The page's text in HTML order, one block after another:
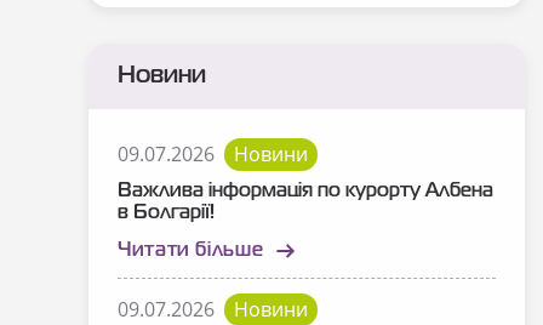
Новини
09.07.2026 Новини
Важлива інформація по курорту Албена
в Болгарії!
Читати більше
09.07.2026 Новини